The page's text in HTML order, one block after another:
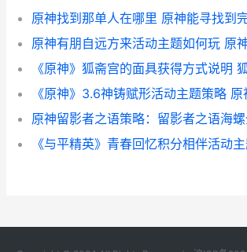
原神找到那单人在哪里 原神能寻找到